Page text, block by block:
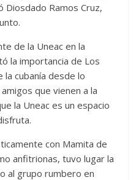
Diosdado Ramos Cruz,
de la Uneac en la
la importancia de Los
cubanía desde lo
que vienen a la
la Uneac es un espacio
con Mamita de
anfitrionas, tuvo lugar la
al grupo rumbero en